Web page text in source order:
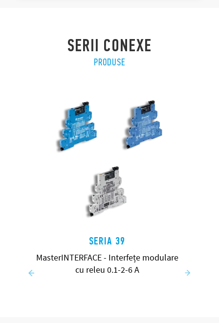
SERII CONEXE
PRODUSE
SERIA 39
MasterINTERFACE - Interfețe modulare
cu releu 0.1-2-6 A